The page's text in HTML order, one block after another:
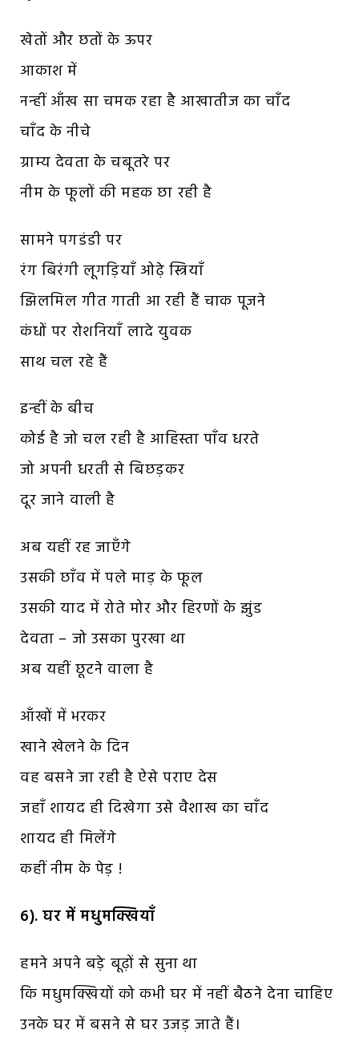
खेतों और छतों के ऊपर
आकाश में
नन्हीं आँख सा चमक रहा है आखातीज का चाँद
चाँद के नीचे
ग्राम्य देवता के चबूतरे पर
नीम के फूलों की महक छा रही है
सामने पगडंडी पर
रंग बिरंगी लूगड़ियाँ ओढ़े स्त्रियाँ
झिलमिल गीत गाती आ रही हैं चाक पूजने
कंधों पर रोशनियाँ लादे युवक
साथ चल रहे हैं
इन्हीं के बीच
कोई है जो चल रही है आहिस्ता पाँव धरते
जो अपनी धरती से बिछड़कर
दूर जाने वाली है
अब यहीं रह जाएँगे
उसकी छाँव में पले माड़ के फूल
उसकी याद में रोते मोर और हिरणों के झुंड
देवता – जो उसका पुरखा था
अब यहीं छूटने वाला है
आँखों में भरकर
खाने खेलने के दिन
वह बसने जा रही है ऐसे पराए देस
जहाँ शायद ही दिखेगा उसे वैशाख का चाँद
शायद ही मिलेंगे
कहीं नीम के पेड़ !
6). घर में मधुमक्खियाँ
हमने अपने बड़े बूढ़ों से सुना था
कि मधुमक्खियों को कभी घर में नहीं बैठने देना चाहिए
उनके घर में बसने से घर उजड़ जाते हैं।